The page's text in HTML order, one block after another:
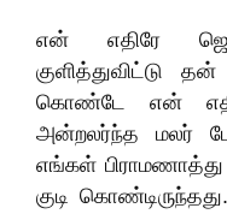
என் எதிரே
குளித்துவிட்டு
கொண்டே என்
அன்றலர்ந்த மலர்
எங்கள்
குடி